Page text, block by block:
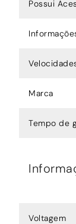
Possui
Marca
Tempo de
Voltagem